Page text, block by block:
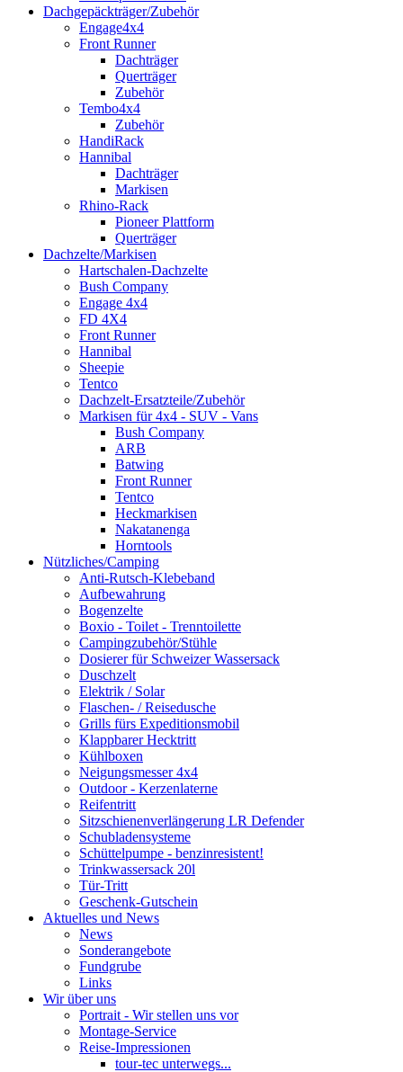
Dachgepäckträger/Zubehör
Engage4x4
Front Runner
Dachträger
Querträger
Zubehör
Tembo4x4
Zubehör
HandiRack
Hannibal
Dachträger
Markisen
Rhino-Rack
Pioneer Plattform
Querträger
Dachzelte/Markisen
Hartschalen-Dachzelte
Bush Company
Engage 4x4
FD 4X4
Front Runner
Hannibal
Sheepie
Tentco
Dachzelt-Ersatzteile/Zubehör
Markisen für 4x4 - SUV - Vans
Bush Company
ARB
Batwing
Front Runner
Tentco
Heckmarkisen
Nakatanenga
Horntools
Nützliches/Camping
Anti-Rutsch-Klebeband
Aufbewahrung
Bogenzelte
Boxio - Toilet - Trenntoilette
Campingzubehör/Stühle
Dosierer für Schweizer Wassersack
Duschzelt
Elektrik / Solar
Flaschen- / Reisedusche
Grills fürs Expeditionsmobil
Klappbarer Hecktritt
Kühlboxen
Neigungsmesser 4x4
Outdoor - Kerzenlaterne
Reifentritt
Sitzschienenverlängerung LR Defender
Schubladensysteme
Schüttelpumpe - benzinresistent!
Trinkwassersack 20l
Tür-Tritt
Geschenk-Gutschein
Aktuelles und News
News
Sonderangebote
Fundgrube
Links
Wir über uns
Portrait - Wir stellen uns vor
Montage-Service
Reise-Impressionen
tour-tec unterwegs...